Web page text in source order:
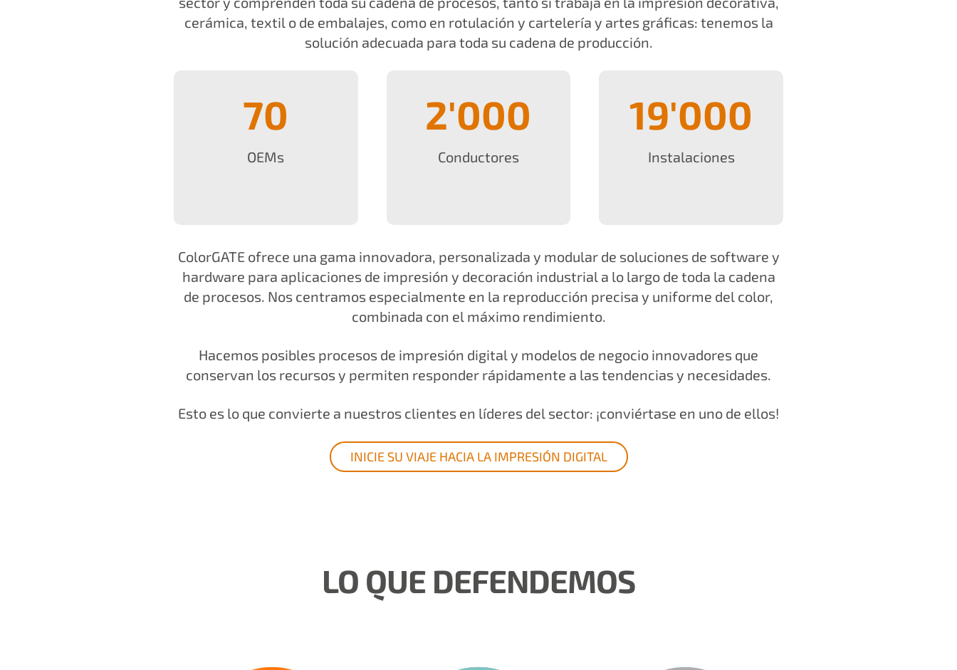
cerámica, textil o de embalajes, como en rotulación y cartelería y artes gráficas: tenemos la
solución adecuada para toda su cadena de producción.
70
OEMs
2'000
Conductores
19'000
Instalaciones
ColorGATE ofrece una gama innovadora, personalizada y modular de soluciones de software y
hardware para aplicaciones de impresión y decoración industrial a lo largo de toda la cadena
de procesos. Nos centramos especialmente en la reproducción precisa y uniforme del color,
combinada con el máximo rendimiento.
Hacemos posibles procesos de impresión digital y modelos de negocio innovadores que
conservan los recursos y permiten responder rápidamente a las tendencias y necesidades.
Esto es lo que convierte a nuestros clientes en líderes del sector: ¡conviértase en uno de ellos!
INICIE SU VIAJE HACIA LA IMPRESIÓN DIGITAL
LO QUE DEFENDEMOS